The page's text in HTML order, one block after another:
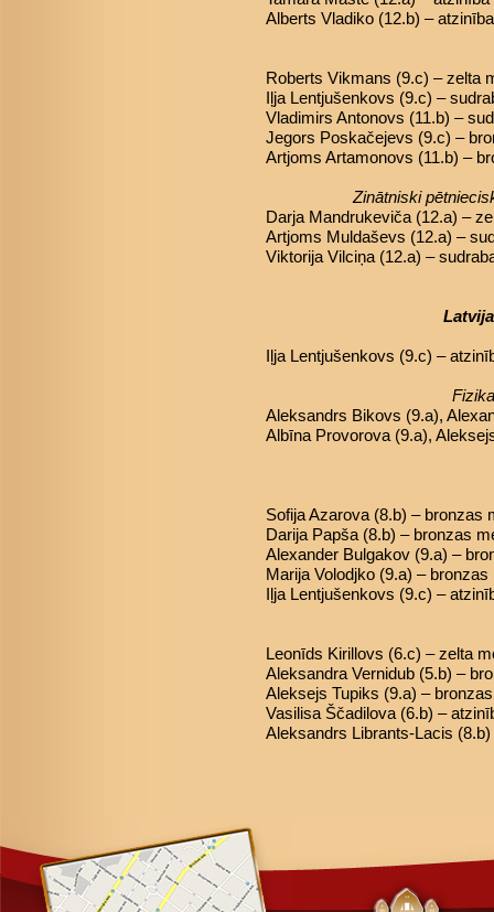
Alberts Vladiko (12.b) – atzinība
Roberts Vikmans (9.c) – zelta
Iļja Lentjušenkovs (9.c) –
Vladimirs Antonovs (11.b) –
Jegors Poskačejevs (9.c) –
Artjoms Artamonovs (11.b) –
Zinātniski
Darja Mandrukeviča (12.a) –
Artjoms Muldaševs (12.a) –
Viktorija Vilciņa (12.a) –
Iļja Lentjušenkovs (9.c) –
Aleksandrs Bikovs (9.a),
Albīna Provorova (9.a),
Sofija Azarova (8.b) – bronzas
Darija Papša (8.b) – bronzas
Alexander Bulgakov (9.a) –
Marija Volodjko (9.a) – bronzas
Iļja Lentjušenkovs (9.c) –
Leonīds Kirillovs (6.c) – zelta
Aleksandra Vernidub (5.b) –
Aleksejs Tupiks (9.a) –
Vasilisa Ščadilova (6.b) –
Aleksandrs Librants-Lacis